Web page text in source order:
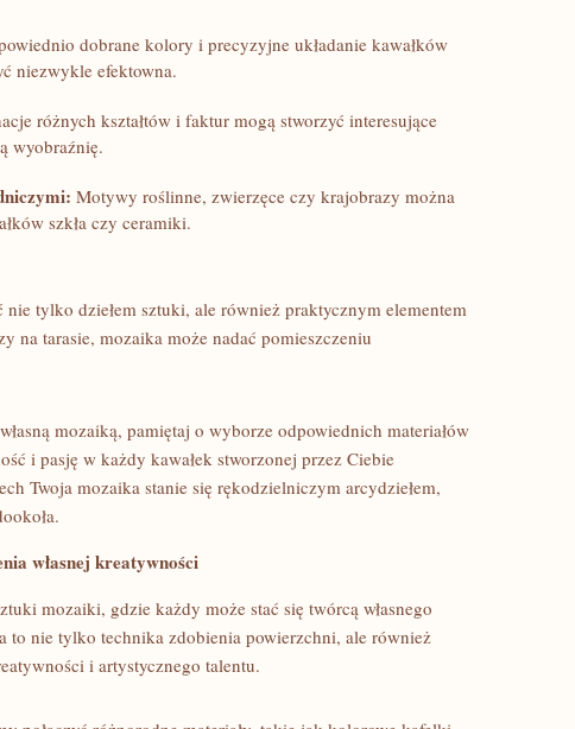
⁤dobrane kolory i ‌precyzyjne układanie kawałków
niezwykle efektowna.
różnych kształtów ⁣i faktur⁤ mogą stworzyć interesujące
wyobraźnię.
Motywy roślinne, zwierzęce czy krajobrazy ​można
szkła czy ceramiki.
tylko dziełem sztuki, ale również praktycznym elementem
na tarasie, mozaika może nadać pomieszczeniu⁤
mozaiką, pamiętaj o⁣ wyborze odpowiednich materiałów
i⁤ pasję w każdy kawałek stworzonej ‌przez‌ Ciebie
Twoja mozaika stanie się rękodzielniczym arcydziełem,
własnej kreatywności
mozaiki, gdzie każdy ⁢może⁤ stać się twórcą własnego
to ​nie tylko technika zdobienia powierzchni,​ ale również
i artystycznego‍ talentu.